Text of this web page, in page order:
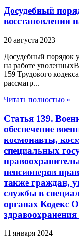
Досудебный
восстановлении
20 августа 2023
Досудебный порядок
на работе
159 Трудового
рассматр...
Читать полностью »
Статья 139.
обеспечение
космонавты,
специальных
пенсионеров
также граждан,
службы в
органах Кодекс
11 января 2024